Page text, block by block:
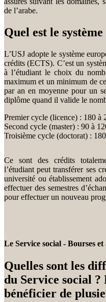
de l’arabe.
Quel est le système
L’USJ adopte le système
crédits (ECTS). C’est un
à l’étudiant le choix du
maximum et un minimum de
par an en moyenne pour un
diplôme quand il valide le
Premier cycle (licence) : 180 à
Second cycle (master) : 90 à
Troisième cycle (doctorat) :
Ce sont des crédits
l’étudiant peut transférer ses
université ou établissement
effectuer des semestres
pour effectuer un nouveau
Le Service social - Bourses
Quelles sont les
du Service social ?
bénéficier de